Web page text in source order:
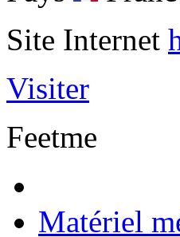
Site Internet
Visiter
Feetme
Matériel